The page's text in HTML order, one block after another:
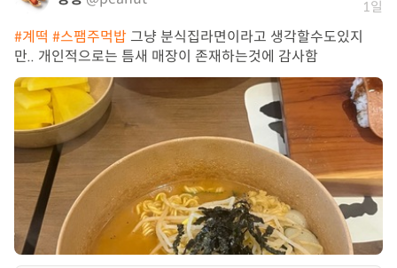
1일
#계떡 #스팸주먹밥 그냥 분식집라면이라고 생각할수도있지
만.. 개인적으로는 틈새 매장이 존재하는것에 감사함